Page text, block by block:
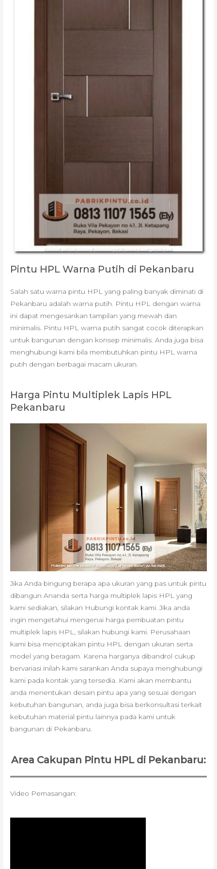
Pintu HPL Warna Putih di Pekanbaru
Salah satu warna pintu HPL yang paling banyak diminati di
Pekanbaru adalah warna putih. Pintu HPL dengan warna
ini dapat mengesankan tampilan yang mewah dan
minimalis. Pintu HPL warna putih sangat cocok diterapkan
untuk bangunan dengan konsep minimalis. Anda juga bisa
menghubungi kami bila membutuhkan pintu HPL warna
putih dengan berbagai macam ukuran.
Harga Pintu Multiplek Lapis HPL
Pekanbaru
Jika Anda bingung berapa apa ukuran yang pas untuk pintu
dibangun Ananda serta harga multiplek lapis HPL yang
kami sediakan, silakan Hubungi kontak kami. Jika anda
ingin mengetahui mengenai harga pembuatan pintu
multiplek lapis HPL, silakan hubungi kami. Perusahaan
kami bisa menciptakan pintu HPL dengan ukuran serta
model yang beragam. Karena harganya dibandrol cukup
bervariasi inilah kami sarankan Anda supaya menghubungi
kami pada kontak yang tersedia. Kami akan membantu
anda menentukan desain pintu apa yang sesuai dengan
kebutuhan bangunan, anda juga bisa berkonsultasi terkait
kebutuhan material pintu lainnya pada kami untuk
bangunan di Pekanbaru.
Area Cakupan Pintu HPL di Pekanbaru:
Video Pemasangan: